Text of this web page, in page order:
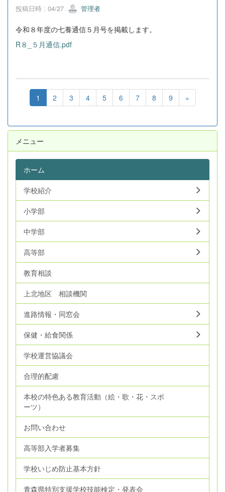
投稿日時 : 04/27 管理者
令和８年度の七養通信５月号を掲載します。
R８_５月通信.pdf
1 2 3 4 5 6 7 8 9 »
メニュー
ホーム
学校紹介
小学部
中学部
高等部
教育相談
上北地区 相談機関
進路情報・同窓会
保健・給食関係
学校運営協議会
合理的配慮
本校の特色ある教育活動（絵・歌・花・スポ
ーツ）
お問い合わせ
高等部入学者募集
学校いじめ防止基本方針
青森県特別支援学校技能検定・発表会